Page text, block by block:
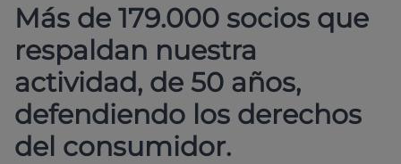
Más de 179.000 socios que
respaldan nuestra
actividad, de 50 años,
defendiendo los derechos
del consumidor.